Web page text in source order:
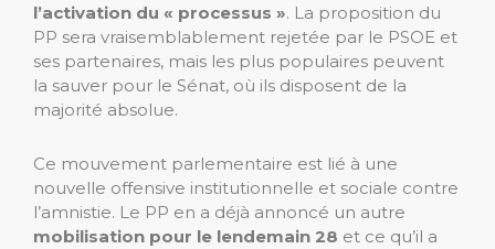
l’activation du « processus ». La proposition du
PP sera vraisemblablement rejetée par le PSOE et
ses partenaires, mais les plus populaires peuvent
la sauver pour le Sénat, où ils disposent de la
majorité absolue.
Ce mouvement parlementaire est lié à une
nouvelle offensive institutionnelle et sociale contre
l’amnistie. Le PP en a déjà annoncé un autre
mobilisation pour le lendemain 28 et ce qu’il a